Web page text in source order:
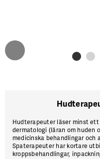
Hudterapeuterläser minst ett
dermatologi (läran om huden
medicinska behandlingar och
Spaterapeuterhar kortare
kroppsbehandlingar,